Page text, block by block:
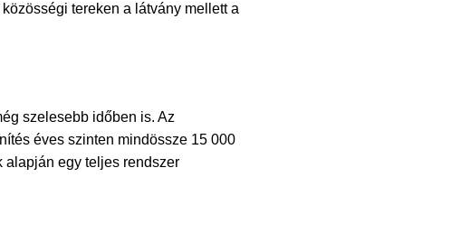
tereken a látvány mellett a
szelesebb időben is. Az
éves szinten mindössze 15 000
alapján egy teljes rendszer